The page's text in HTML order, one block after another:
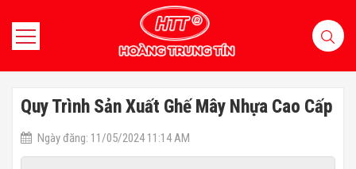
Quy Trình Sản Xuất Ghế Mây Nhựa Cao Cấp
Ngày đăng: 11/05/2024 11:14 AM